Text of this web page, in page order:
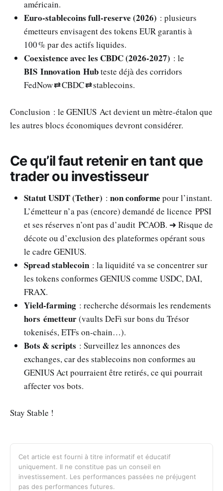
américain.
Euro‑stablecoins full‑reserve (2026) : plusieurs
émetteurs envisagent des tokens EUR garantis à
100 % par des actifs liquides.
Coexistence avec les CBDC (2026‑2027) : le
BIS Innovation Hubteste déjà des corridors
FedNow ⇄ CBDC ⇄ stablecoins.
Conclusion : le GENIUS Act devient un mètre‑étalon que
les autres blocs économiques devront considérer.
Ce qu’il faut retenir en tant que
trader ou investisseur
Statut USDT (Tether) : non conforme pour l’instant.
L’émetteur n’a pas (encore) demandé de licence PPSI
et ses réserves n’ont pas d’audit PCAOB. ➜ Risque de
décote ou d’exclusion des plateformes opérant sous
le cadre GENIUS.
Spread stablecoin : la liquidité va se concentrer sur
les tokens conformes GENIUS comme USDC, DAI,
FRAX.
Yield‑farming : recherche désormais les rendements
hors émetteur(vaults DeFi sur bons du Trésor
tokenisés, ETFs on‑chain…).
Bots & scripts : Surveillez les annonces des
exchanges, car des stablecoins non conformes au
GENIUS Act pourraient être retirés, ce qui pourrait
affecter vos bots.
Stay Stable !
Cet article est fourni à titre informatif et éducatif
uniquement. Il ne constitue pas un conseil en
investissement. Les performances passées ne préjugent
pas des performances futures.